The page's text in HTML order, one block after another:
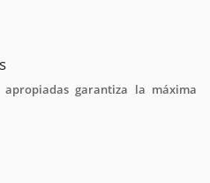
garantiza la máxima